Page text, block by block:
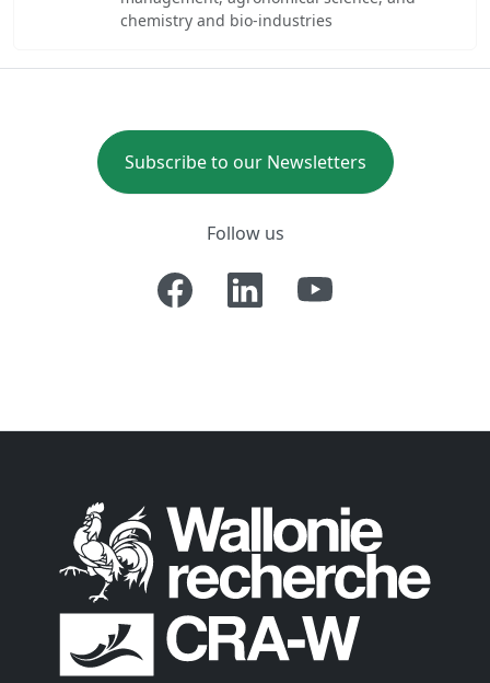
chemistry and bio-industries
Subscribe to our Newsletters
Follow us